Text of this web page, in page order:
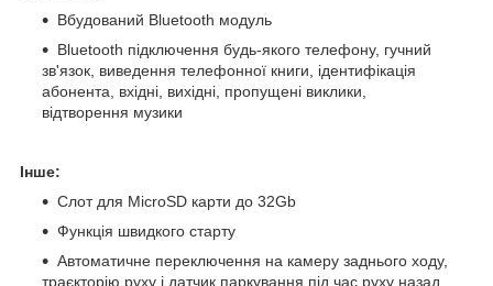
Вбудований Bluetooth модуль
Bluetooth підключення будь-якого телефону, гучний
зв'язок, виведення телефонної книги, ідентифікація
абонента, вхідні, вихідні, пропущені виклики,
відтворення музики
Інше:
Слот для MicroSD карти до 32Gb
Функція швидкого старту
Автоматичне переключення на камеру заднього ходу,
траєкторію руху і датчик паркування під час руху назад